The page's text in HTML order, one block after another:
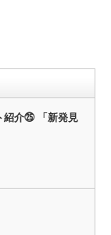
紹介㉕ 「新発見